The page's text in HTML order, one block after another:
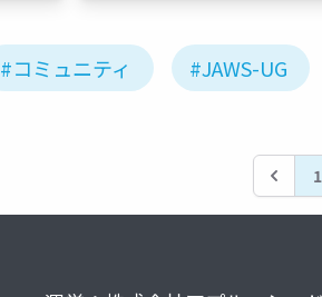
#コミュニティ #JAWS-UG
1